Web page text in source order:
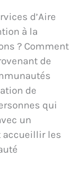
d’Aire
à la
? Comment
de
de
qui
un
accueillir les